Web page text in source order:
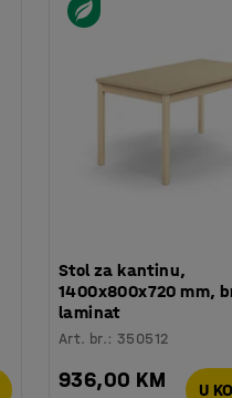
Stol za kantinu,
1400x800x720 mm,
laminat
Art. br.:350512
936,00 KM U